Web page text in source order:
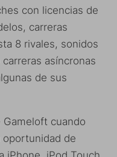
con licencias de
carreras
8 rivales, sonidos
asíncronas
de sus
cuando
oportunidad de